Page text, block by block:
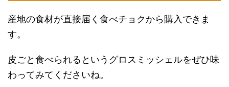
産地の食材が直接届く食べチョクから購入できま
す。
皮ごと食べられるというグロスミッシェルをぜひ味
わってみてくださいね。